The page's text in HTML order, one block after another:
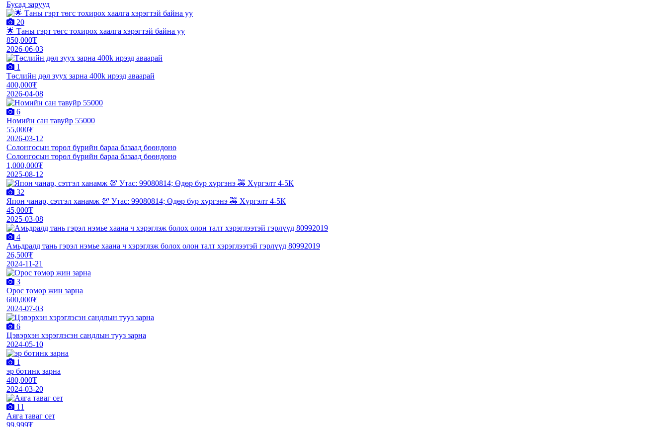
Бусад зарууд
20
🌟 Таны гэрт төгс тохирох хаалга хэрэгтэй байна уу
850,000₮
2026-06-03
1
Төслийн дөл зуух зарна 400k ирээд аваарай
400,000₮
2026-04-08
6
Номийн сан тавуйр 55000
55,000₮
2026-03-12
Солонгосын төрөл бүрийн бараа базаад бөөндөнө
Солонгосын төрөл бүрийн бараа базаад бөөндөнө
1,000,000₮
2025-08-12
32
Япон чанар, сэтгэл ханамж 💯 Утас: 99080814; Өдөр бүр хүргэнэ 🚕 Хүргэлт 4-5К
45,000₮
2025-03-08
4
Амьдралд тань гэрэл нэмье хаана ч хэрэглэж болох олон талт хэрэглээтэй гэрлүүд 80992019
26,500₮
2024-11-21
3
Орос төмөр жин зарна
600,000₮
2024-07-03
6
Цэвэрхэн хэрэглэсэн сандлын тууз зарна
2024-05-10
1
эр ботинк зарна
480,000₮
2024-03-20
11
Аяга таваг сет
99,999₮